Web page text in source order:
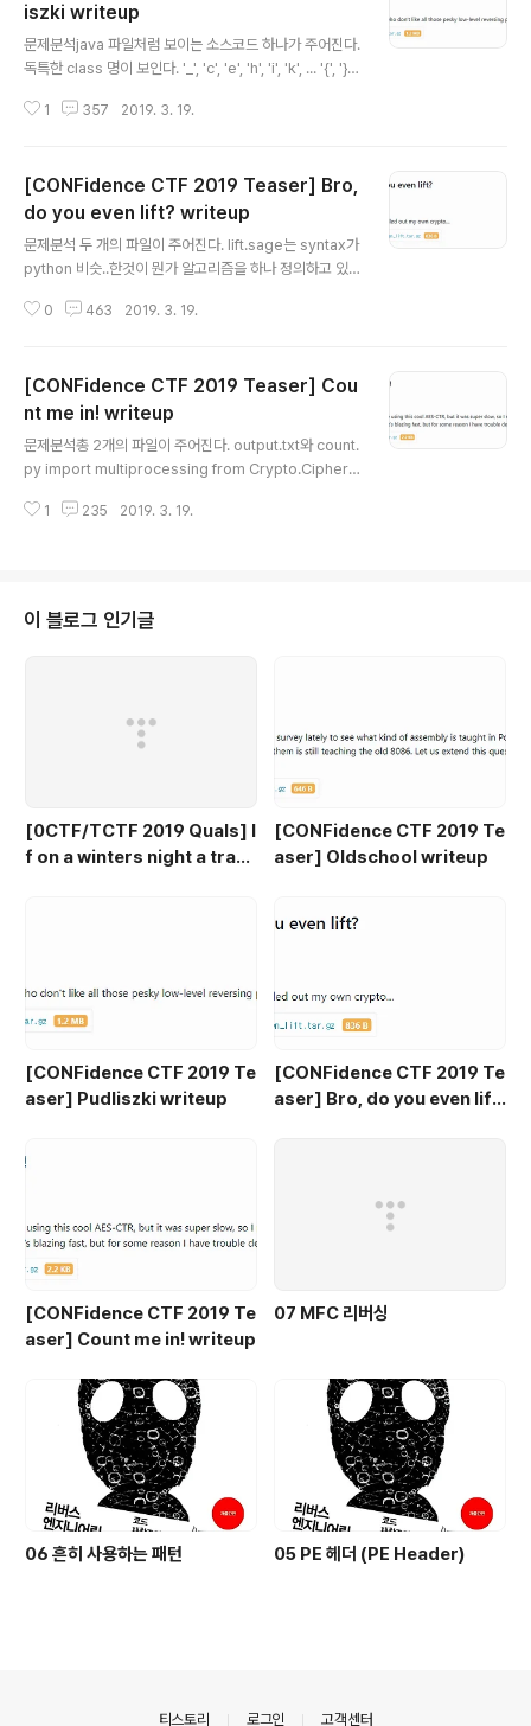
것으로 보인다. oldschool.exe의 작동방식은, ida를 통
해 분석할 수 있었다.입력은 18자리 16진수를 넣는 것이
고, 그림을 그리는 방식은 아래와 같다.1. 그림을 그리는 공
간은 17행 9열, 초기에는 모든 칸에 0이 저장돼있다.2. 그
림을 그리기 시작하..
iszki writeup
문제분석java 파일처럼 보이는 소스코드 하나가 주어진다.
독특한 class 명이 보인다. '_', 'c', 'e', 'h', 'i', 'k', ... '{', '}'.
깨달았다.해당 class는 모두 Letter class를 상속받고 있
지?? 라는 의문이 생기는 순간,'AnonymousClass0'부
터 'AnonymousClass7'까지 5개의 클래스가 눈에 들어
왔다.물론 'AnonymousClass4'도 있었다.그리고 이들
도 Letter 클래스를 상속받고 있었다!처음에는 클래스가
많아보여 당황했지만 이로써 절반의 클래스는 그냥..
1 357 2019. 3. 19.
[CONFidence CTF 2019 Teaser] Bro,
do you even lift? writeup
문제분석 두 개의 파일이 주어진다. lift.sage는 syntax가
python 비슷..한것이 뭔가 알고리즘을 하나 정의하고 있
처럼 보인다. flag = int(open('flag.txt','r').read().enc
N = p^k d = 5 P. = PolynomialRing(Zmod(N), impl
ementation='NTL') pol = 0 for c in range(d): pol
+= ZZ.random_element(2^ranges, 2^(ranges+
0 463 2019. 3. 19.
[CONFidence CTF 2019 Teaser] Cou
nt me in! writeup
문제분석총 2개의 파일이 주어진다. output.txt와 count.
py import multiprocessing from Crypto.Cipher i
= 0 aes = AES.new(key, AES.MODE_ECB) def ch
r import xor return [reduce(xor, x, 0) for x in zip
(*t)] def xor_string(t1..
1 235 2019. 3. 19.
이 블로그 인기글
[0CTF/TCTF 2019 Quals] I
f on a winters night a trave
[CONFidence CTF 2019 Te
aser] Oldschool writeup
[CONFidence CTF 2019 Te
aser] Pudliszki writeup
[CONFidence CTF 2019 Te
aser] Bro, do you even lif
[CONFidence CTF 2019 Te
aser] Count me in! writeup
07 MFC 리버싱
06 흔히 사용하는 패턴 05 PE 헤더 (PE Header)
티스토리 로그인 고객센터